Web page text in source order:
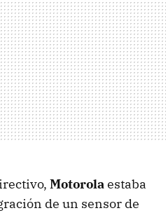
Motorolaestaba
de un sensor de